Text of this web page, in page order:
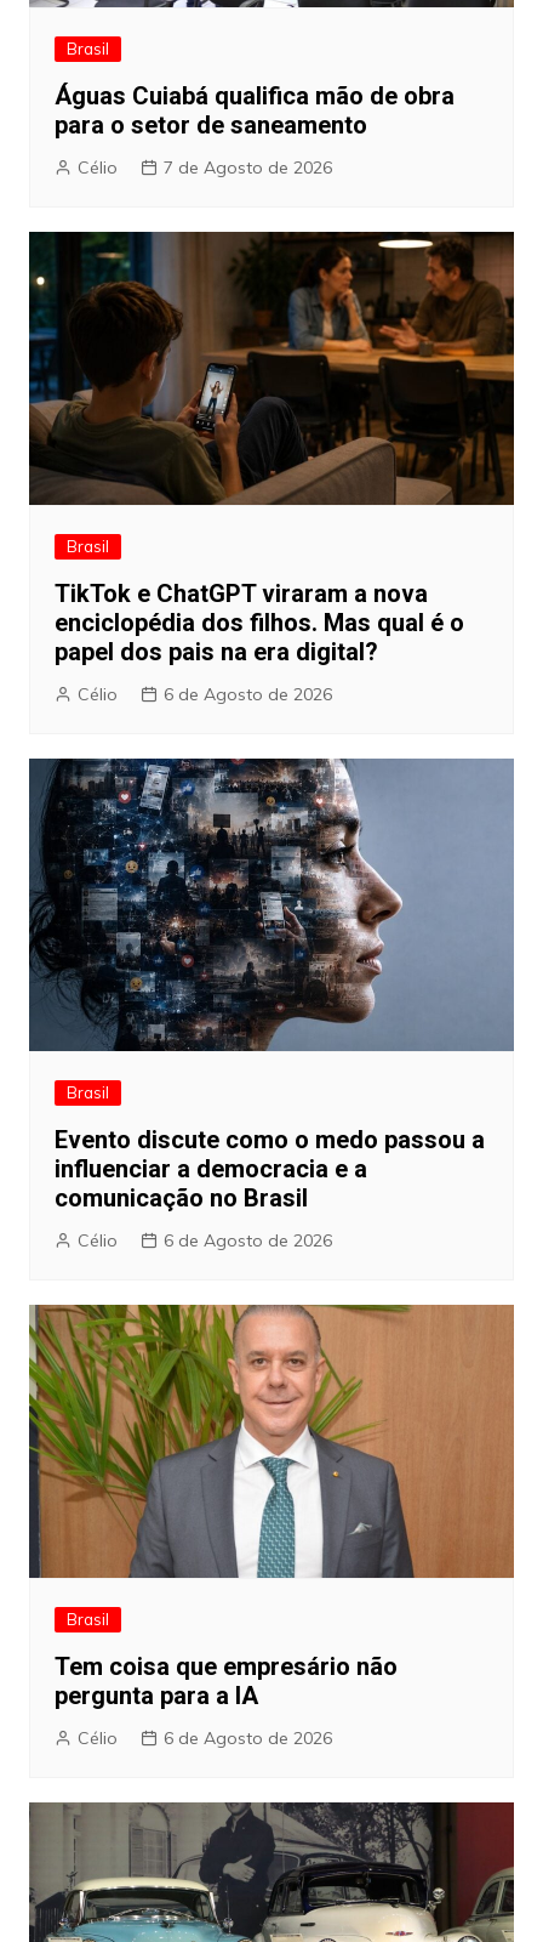
Brasil
Águas Cuiabá qualifica mão de obra
para o setor de saneamento
Célio 7 de Agosto de 2026
Brasil
TikTok e ChatGPT viraram a nova
enciclopédia dos filhos. Mas qual é o
papel dos pais na era digital?
Célio 6 de Agosto de 2026
Brasil
Evento discute como o medo passou a
influenciar a democracia e a
comunicação no Brasil
Célio 6 de Agosto de 2026
Brasil
Tem coisa que empresário não
pergunta para a IA
Célio 6 de Agosto de 2026